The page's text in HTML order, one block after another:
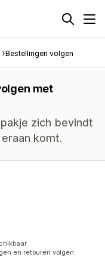
Bestellingen volgen
met
zich bevindt
komt.
en retouren volgen